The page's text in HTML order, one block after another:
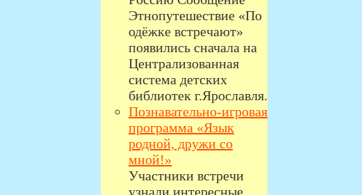
Этнопутешествие «По
одёжке встречают»
появились сначала на
Централизованная
система детских
библиотек г.Ярославля.
Познавательно-игровая
программа «Язык
родной, дружи со
мной!»
Участники встречи
узнали интересные